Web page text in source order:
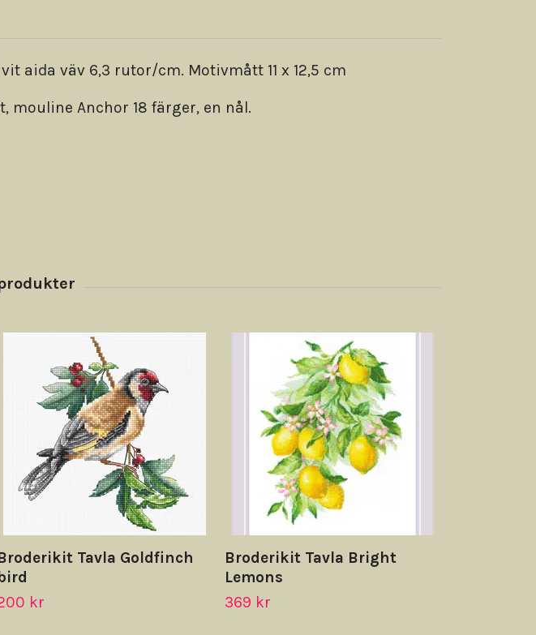
aida väv 6,3 rutor/cm. Motivmått 11 x 12,5 cm
Anchor 18 färger, en nål.
Tavla Goldfinch
kr
Broderikit Tavla Bright
Lemons
369 kr